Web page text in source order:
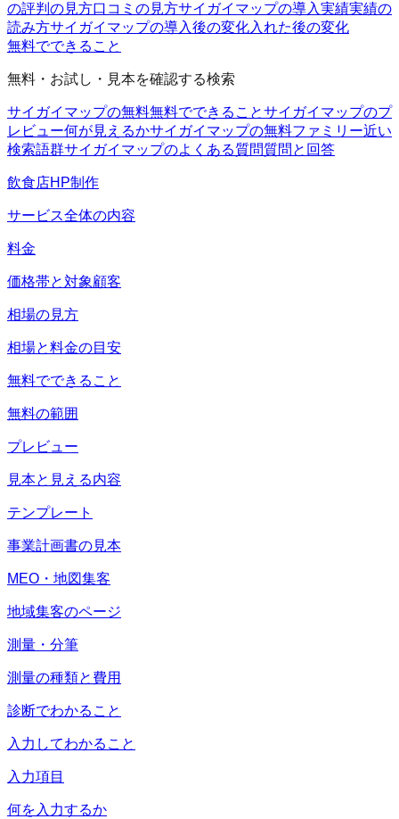
の評判の見方口コミの見方サイガイマップの導入実績実績の
読み方サイガイマップの導入後の変化入れた後の変化
無料でできること
無料・お試し・見本を確認する検索
サイガイマップの無料無料でできることサイガイマップのプ
レビュー何が見えるかサイガイマップの無料ファミリー近い
検索語群サイガイマップのよくある質問質問と回答
飲食店HP制作
サービス全体の内容
料金
価格帯と対象顧客
相場の見方
相場と料金の目安
無料でできること
無料の範囲
プレビュー
見本と見える内容
テンプレート
事業計画書の見本
MEO・地図集客
地域集客のページ
測量・分筆
測量の種類と費用
診断でわかること
入力してわかること
入力項目
何を入力するか